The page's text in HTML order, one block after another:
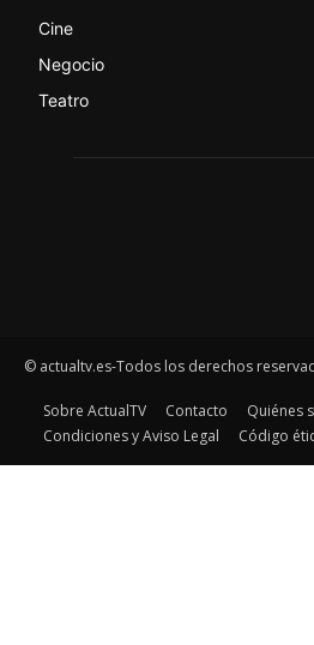
Cine
Negocio
Teatro
© actualtv.es-Todos los derechos
Sobre ActualTV Contacto
Quiénes
Condiciones y Aviso Legal
Código